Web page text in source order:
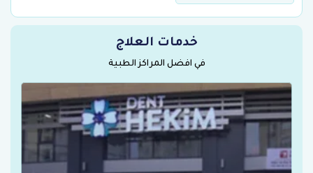
خدمات العلاج
في افضل المراكز الطبية